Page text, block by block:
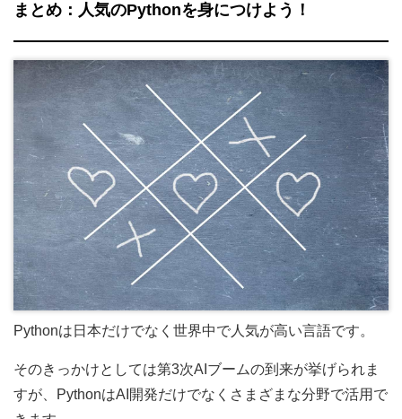
まとめ：人気のPythonを身につけよう！
Pythonは日本だけでなく世界中で人気が高い言語です。
そのきっかけとしては第3次AIブームの到来が挙げられま
すが、PythonはAI開発だけでなくさまざまな分野で活用で